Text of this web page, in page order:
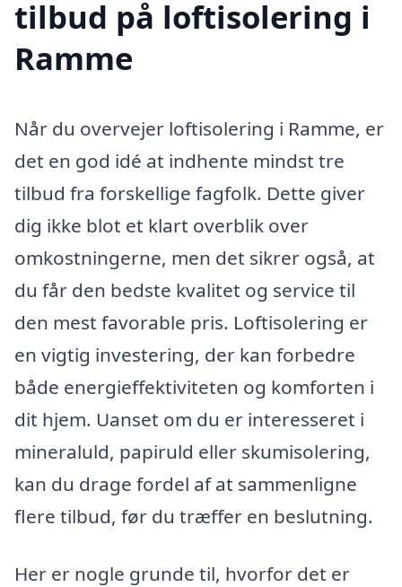
tilbud på loftisolering i
Ramme
Når du overvejer loftisolering i Ramme, er
det en god idé at indhente mindst tre
tilbud fra forskellige fagfolk. Dette giver
dig ikke blot et klart overblik over
omkostningerne, men det sikrer også, at
du får den bedste kvalitet og service til
den mest favorable pris. Loftisolering er
en vigtig investering, der kan forbedre
både energieffektiviteten og komforten i
dit hjem. Uanset om du er interesseret i
mineraluld, papiruld eller skumisolering,
kan du drage fordel af at sammenligne
flere tilbud, før du træffer en beslutning.
Her er nogle grunde til, hvorfor det er